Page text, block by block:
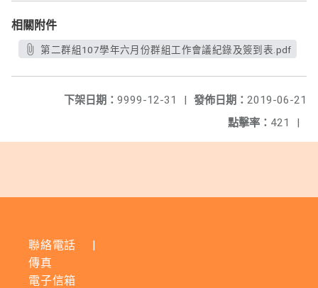
相關附件
第二群組107學年六月份群組工作會議紀錄及簽到表.pdf
發佈日期： 2019-06-21
下架日期： 9999-12-31
|
點擊率： 421 |
聯絡電話
|
傳真
電子信箱